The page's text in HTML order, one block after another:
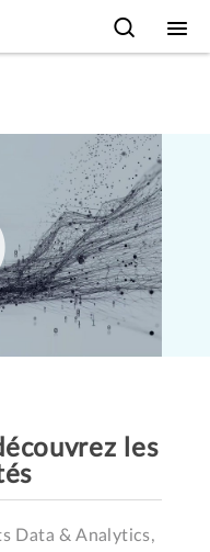
les
Data & Analytics,